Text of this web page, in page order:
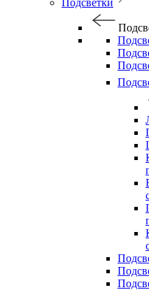
Подсветки